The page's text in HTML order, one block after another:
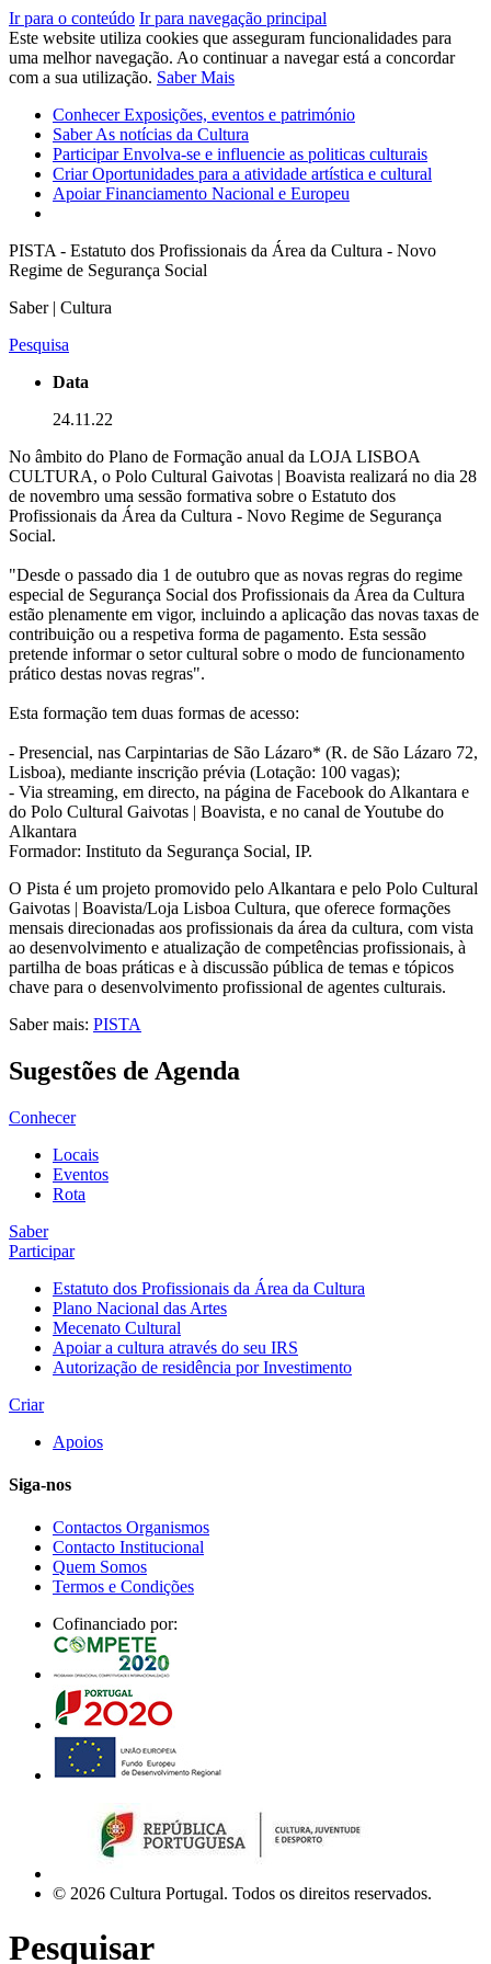
Ir para o conteúdo Ir para navegação principal
Este website utiliza cookies que asseguram funcionalidades para
uma melhor navegação. Ao continuar a navegar está a concordar
com a sua utilização. Saber Mais
ConhecerExposições, eventos e património
SaberAs notícias da Cultura
ParticiparEnvolva-se e influencie as politicas culturais
CriarOportunidades para a atividade artística e cultural
ApoiarFinanciamento Nacional e Europeu
PISTA - Estatuto dos Profissionais da Área da Cultura - Novo
Regime de Segurança Social
Saber | Cultura
Pesquisa
Data
24.11.22
No âmbito do Plano de Formação anual da LOJA LISBOA
CULTURA, o Polo Cultural Gaivotas | Boavista realizará no dia 28
de novembro uma sessão formativa sobre o Estatuto dos
Profissionais da Área da Cultura - Novo Regime de Segurança
Social.
"Desde o passado dia 1 de outubro que as novas regras do regime
especial de Segurança Social dos Profissionais da Área da Cultura
estão plenamente em vigor, incluindo a aplicação das novas taxas de
contribuição ou a respetiva forma de pagamento. Esta sessão
pretende informar o setor cultural sobre o modo de funcionamento
prático destas novas regras".
Esta formação tem duas formas de acesso:
- Presencial, nas Carpintarias de São Lázaro* (R. de São Lázaro 72,
Lisboa), mediante inscrição prévia (Lotação: 100 vagas);
- Via streaming, em directo, na página de Facebook do Alkantara e
do Polo Cultural Gaivotas | Boavista, e no canal de Youtube do
Alkantara
Formador: Instituto da Segurança Social, IP.
O Pista é um projeto promovido pelo Alkantara e pelo Polo Cultural
Gaivotas | Boavista/Loja Lisboa Cultura, que oferece formações
mensais direcionadas aos profissionais da área da cultura, com vista
ao desenvolvimento e atualização de competências profissionais, à
partilha de boas práticas e à discussão pública de temas e tópicos
chave para o desenvolvimento profissional de agentes culturais.
Saber mais: PISTA
Sugestões de Agenda
Conhecer
Locais
Eventos
Rota
Saber
Participar
Estatuto dos Profissionais da Área da Cultura
Plano Nacional das Artes
Mecenato Cultural
Apoiar a cultura através do seu IRS
Autorização de residência por Investimento
Criar
Apoios
Siga-nos
Contactos Organismos
Contacto Institucional
Quem Somos
Termos e Condições
Cofinanciado por:
© 2026 Cultura Portugal. Todos os direitos reservados.
Pesquisar